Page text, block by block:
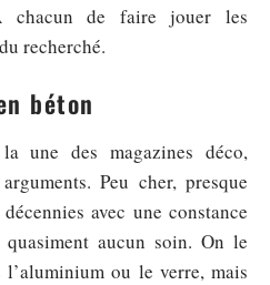
de faire jouer les
recherché.
béton
une des magazines déco,
Peu cher, presque
avec une constance
aucun soin. On le
ou le verre, mais